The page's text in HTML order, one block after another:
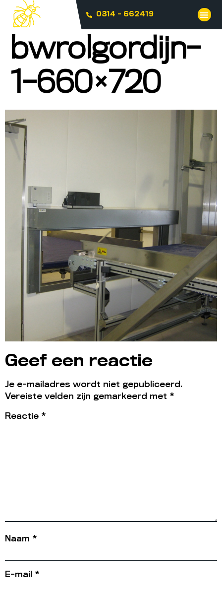
0314 - 662419
bwrolgordijn-
1-660×720
Geef een reactie
Je e-mailadres wordt niet gepubliceerd.
Vereiste velden zijn gemarkeerd met *
Reactie *
Naam *
E-mail *